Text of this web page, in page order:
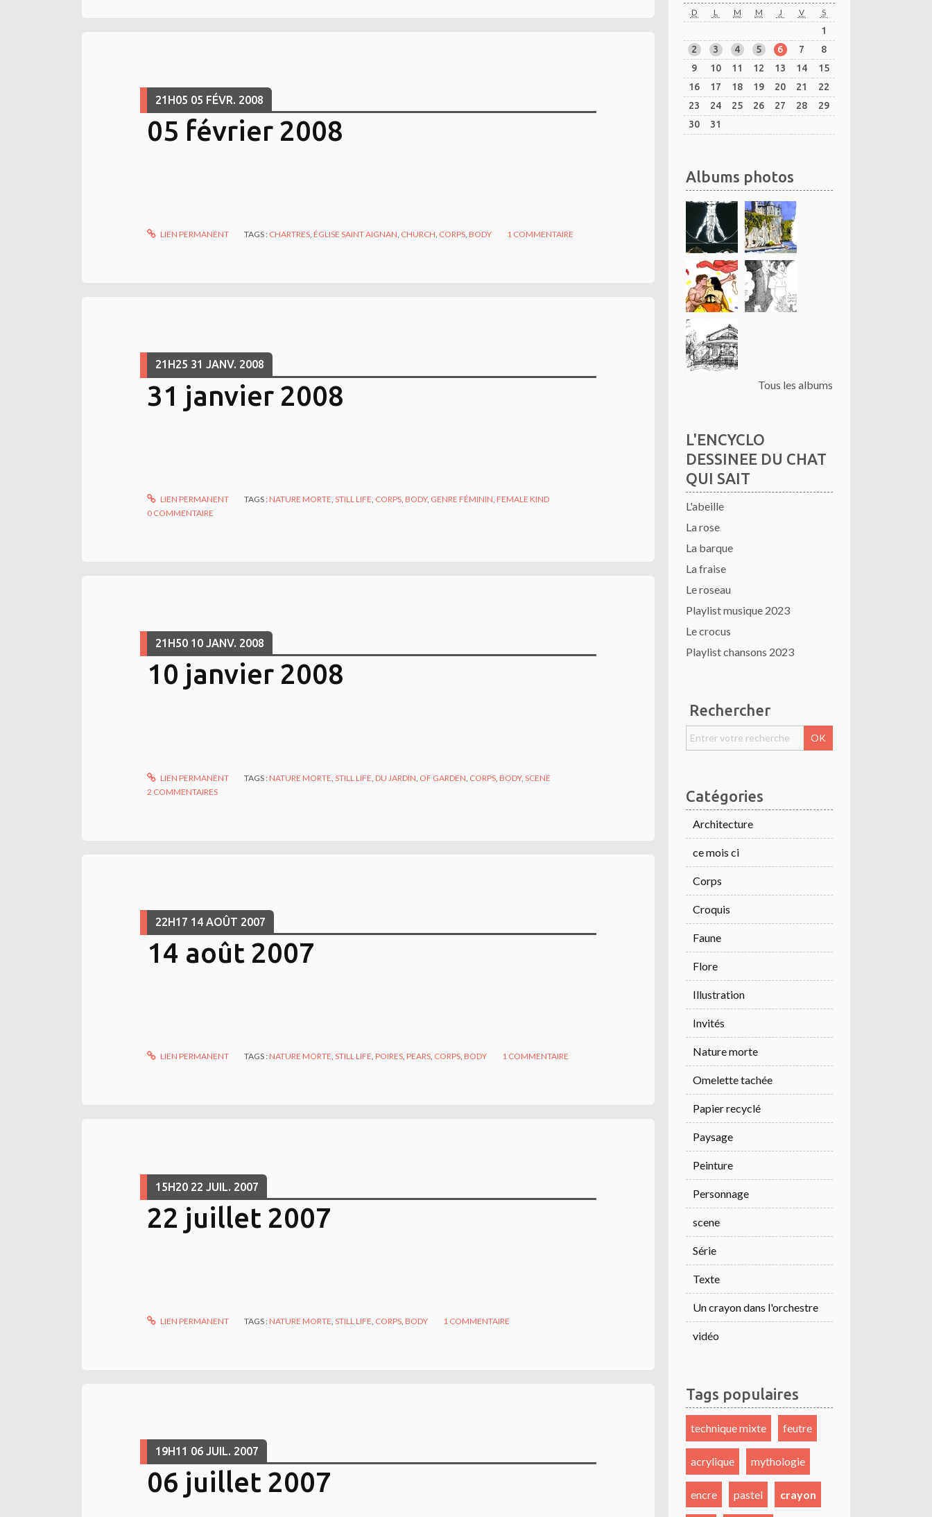
21H05 05 FÉVR. 2008
05 février 2008
LIEN PERMANENT TAGS : CHARTRES,ÉGLISE SAINT AIGNAN, CHURCH, CORPS,BODY 1 COMMENTAIRE
21H25 31 JANV. 2008
31 janvier 2008
LIEN PERMANENT TAGS :NATURE MORTE ,STILL LIFE CORPS ,BODY, GENRE FÉMININ ,FEMALE KIND
0 COMMENTAIRE
21H50 10 JANV. 2008
10 janvier 2008
LIEN PERMANENT TAGS :NATURE MORTE ,STILL LIFE ,DU JARDIN OF GARDEN CORPS ,BODY,SCENE
2 COMMENTAIRES
22H17 14 AOÛT 2007
14 août 2007
LIEN PERMANENT TAGS :NATURE MORTE,STILL LIFE,POIRES,PEARS, CORPS,BODY 1 COMMENTAIRE
15H20 22 JUIL. 2007
22 juillet 2007
LIEN PERMANENT TAGS :NATURE MORTE ,STILL LIFE CORPS ,BODY 1 COMMENTAIRE
19H11 06 JUIL. 2007
06 juillet 2007
D L M M J V S
1
2
3 4 5 6 7
8
9
10 11 12 13 14
15
16
17 18 19 20 21
22
23
24 25 26 27 28
29
30
31
Albums photos
Tous les albums
L'ENCYCLO
DESSINEE DU CHAT
QUI SAIT
L'abeille
La rose
La barque
La fraise
Le roseau
Playlist musique 2023
Le crocus
Playlist chansons 2023
Rechercher
Catégories
Architecture
ce mois ci
Corps
Croquis
Faune
Flore
Illustration
Invités
Nature morte
Omelette tachée
Papier recyclé
Paysage
Peinture
Personnage
scene
Série
Texte
Un crayon dans l'orchestre
vidéo
Tags populaires
technique mixte feutre
acrylique mythologie
encre pastel crayon